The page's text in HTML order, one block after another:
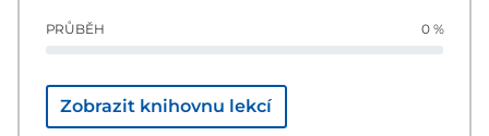
PRŮBĚH 0 %
Zobrazit knihovnu lekcí